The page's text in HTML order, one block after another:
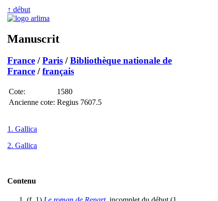
↑ début
Manuscrit
France /Paris /Bibliothèque nationale de
France /français
Cote:
1580
Ancienne cote: Regius 7607.5
1. Gallica
2. Gallica
Contenu